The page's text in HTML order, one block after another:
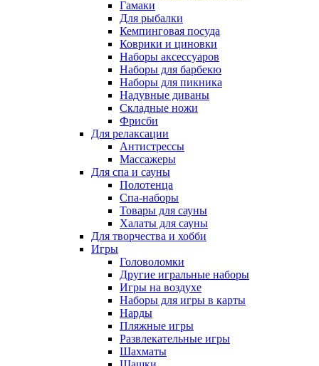
Гамаки
Для рыбалки
Кемпинговая посуда
Коврики и циновки
Наборы аксессуаров
Наборы для барбекю
Наборы для пикника
Надувные диваны
Складные ножи
Фрисби
Для релаксации
Антистрессы
Массажеры
Для спа и сауны
Полотенца
Спа-наборы
Товары для сауны
Халаты для сауны
Для творчества и хобби
Игры
Головоломки
Другие игральные наборы
Игры на воздухе
Наборы для игры в карты
Нарды
Пляжные игры
Развлекательные игры
Шахматы